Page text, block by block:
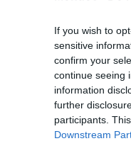
If you wish to
sensitive
confirm your
continue seeing
information
further
participants.
Downstream